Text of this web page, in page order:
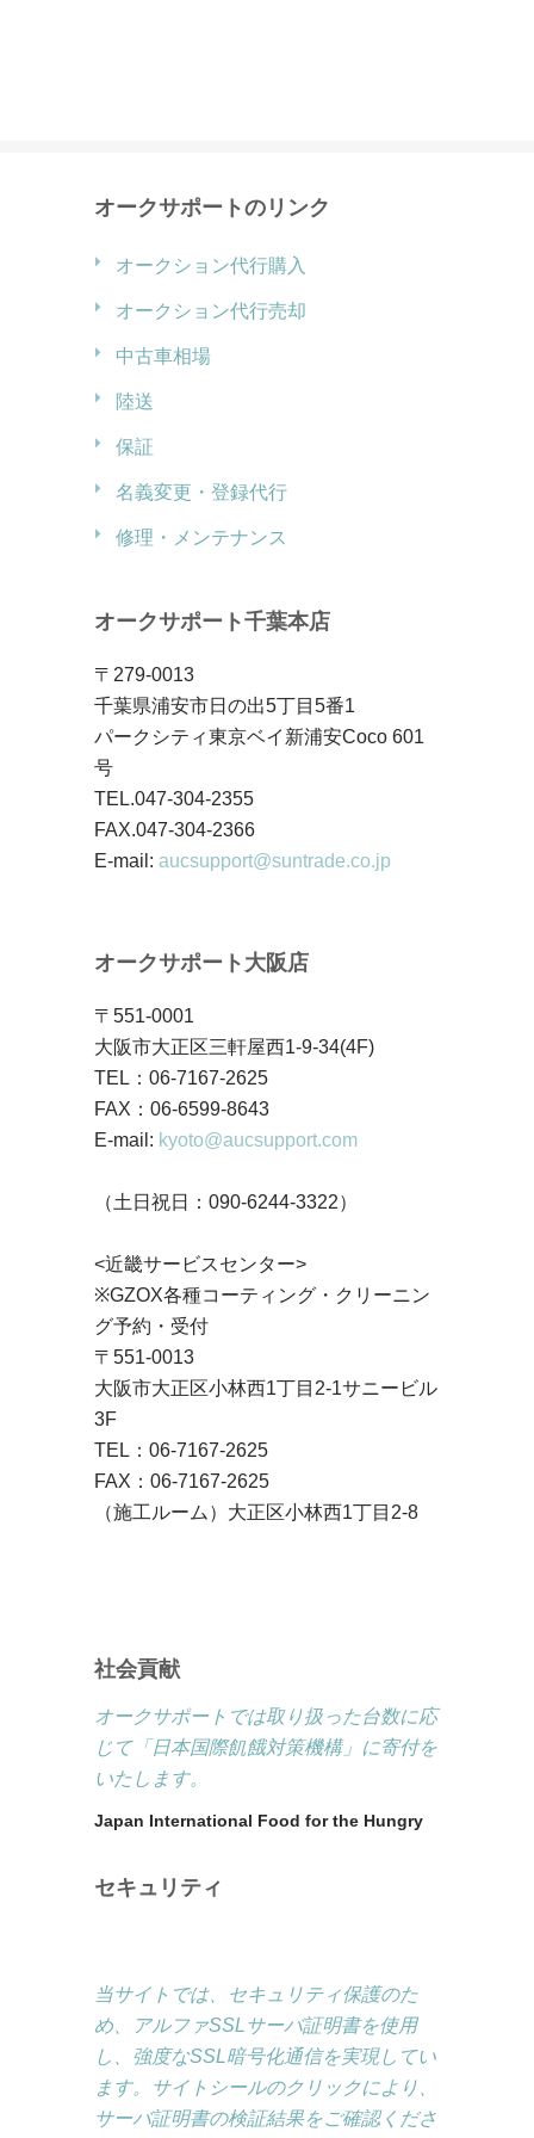
オークサポートのリンク
オークション代行購入
オークション代行売却
中古車相場
陸送
保証
名義変更・登録代行
修理・メンテナンス
オークサポート千葉本店
〒279-0013
千葉県浦安市日の出5丁目5番1
パークシティ東京ベイ新浦安Coco 601
号
TEL.047-304-2355
FAX.047-304-2366
E-mail: aucsupport@suntrade.co.jp
オークサポート大阪店
〒551-0001
大阪市大正区三軒屋西1-9-34(4F)
TEL：06-7167-2625
FAX：06-6599-8643
E-mail: kyoto@aucsupport.com
（土日祝日：090-6244-3322）
<近畿サービスセンター>
※GZOX各種コーティング・クリーニン
グ予約・受付
〒551-0013
大阪市大正区小林西1丁目2-1サニービル
3F
TEL：06-7167-2625
FAX：06-7167-2625
（施工ルーム）大正区小林西1丁目2-8
社会貢献
オークサポートでは取り扱った台数に応
じて「日本国際飢餓対策機構」に寄付を
いたします。
Japan International Food for the Hungry
セキュリティ
当サイトでは、セキュリティ保護のた
め、アルファSSLサーバ証明書を使用
し、強度なSSL暗号化通信を実現してい
ます。サイトシールのクリックにより、
サーバ証明書の検証結果をご確認くださ